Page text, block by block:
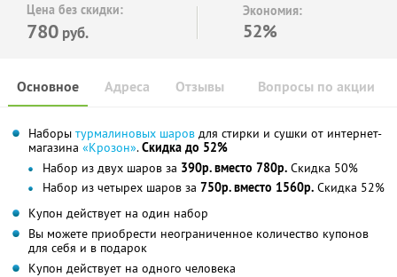
Цена без скидки:
780 руб.
Экономия:
52%
Основное Отзывы Вопросы по акции
Адреса
Наборы турмалиновых шаров для стирки и сушки от интернет-
магазина «Крозон».Скидка до 52%
Набор из двух шаров за 390р. вместо 780р. Скидка 50%
Набор из четырех шаров за 750р. вместо 1560р. Скидка 52%
Купон действует на один набор
Вы можете приобрести неограниченное количество купонов
для себя и в подарок
Купон действует на одного человека